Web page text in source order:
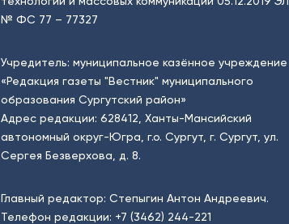
№ ФС 77 – 77327
Учредитель: муниципальное казённое учреждение
«Редакция газеты "Вестник" муниципального
образования Сургутский район»
Адрес редакции: 628412, Ханты-Мансийский
автономный округ-Югра, г.о. Сургут, г. Сургут, ул.
Сергея Безверхова, д. 8.
Главный редактор: Степыгин Антон Андреевич.
Телефон редакции: +7 (3462) 244-221